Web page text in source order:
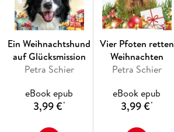
Ein Weihnachtshund
auf Glücksmission
Petra Schier
eBook epub
3,99 €*
Vier Pfoten retten
Weihnachten
Petra Schier
eBook epub
3,99 €*